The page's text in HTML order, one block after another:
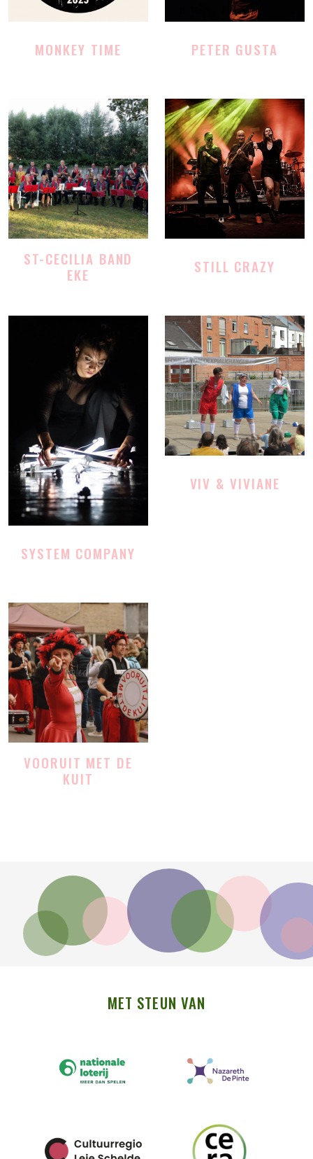
MONKEY TIME PETER GUSTA
ST-CECILIA BAND
EKE STILL CRAZY
SYSTEM COMPANY
VIV & VIVIANE
VOORUIT MET DE
KUIT
MET STEUN VAN